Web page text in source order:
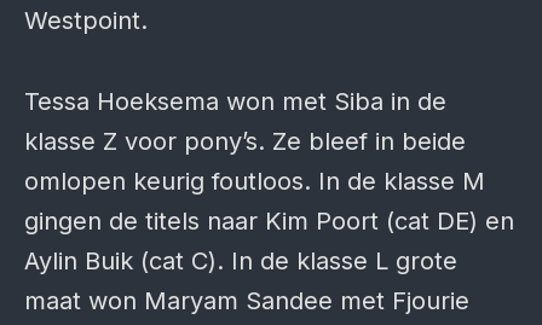
Westpoint.
Tessa Hoeksema won met Siba in de
klasse Z voor pony’s. Ze bleef in beide
omlopen keurig foutloos. In de klasse M
gingen de titels naar Kim Poort (cat DE) en
Aylin Buik (cat C). In de klasse L grote
maat won Maryam Sandee met Fjourie